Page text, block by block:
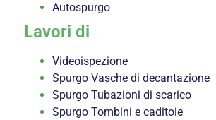
Autospurgo
Lavori di
Videoispezione
Spurgo Vasche di decantazione
Spurgo Tubazioni di scarico
Spurgo Tombini e caditoie